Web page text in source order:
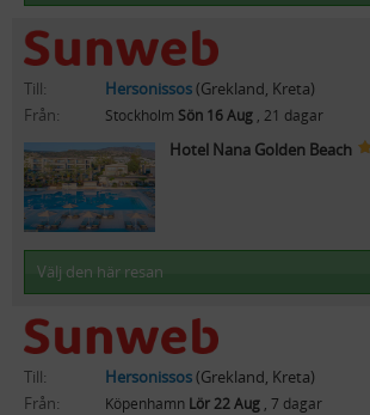
Till: Hersonissos(Grekland, Kreta)
Från:
Stockholm Sön 16 Aug , 21 dagar
Hotel Nana Golden Beach
Välj den här resan
Till: Hersonissos(Grekland, Kreta)
Från:
Köpenhamn Lör 22 Aug , 7 dagar